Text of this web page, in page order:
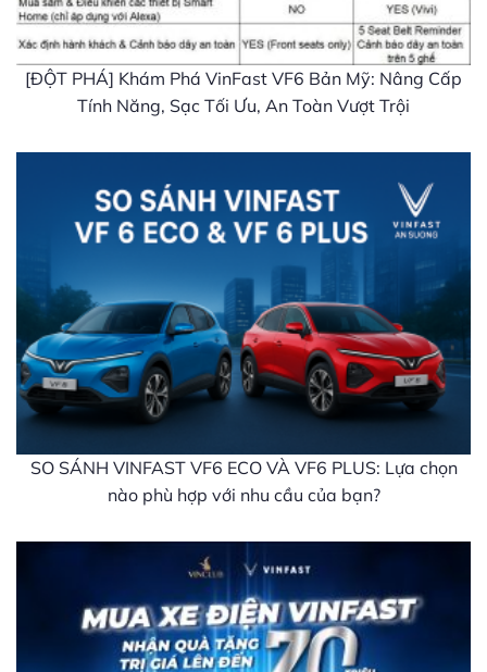
[ĐỘT PHÁ] Khám Phá VinFast VF6 Bản Mỹ: Nâng Cấp
Tính Năng, Sạc Tối Ưu, An Toàn Vượt Trội
SO SÁNH VINFAST VF6 ECO VÀ VF6 PLUS: Lựa chọn
nào phù hợp với nhu cầu của bạn?